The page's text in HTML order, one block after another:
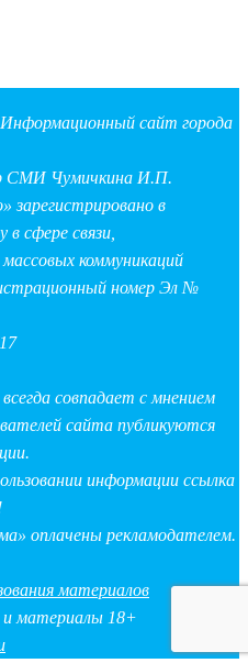
сайт города
СМИ Чумичкина И.П.
зарегистрировано в
сфере связи,
коммуникаций
номер Эл №
совпадает с мнением
сайта публикуются
информации ссылка
оплачены рекламодателем.
материалов
материалы 18+